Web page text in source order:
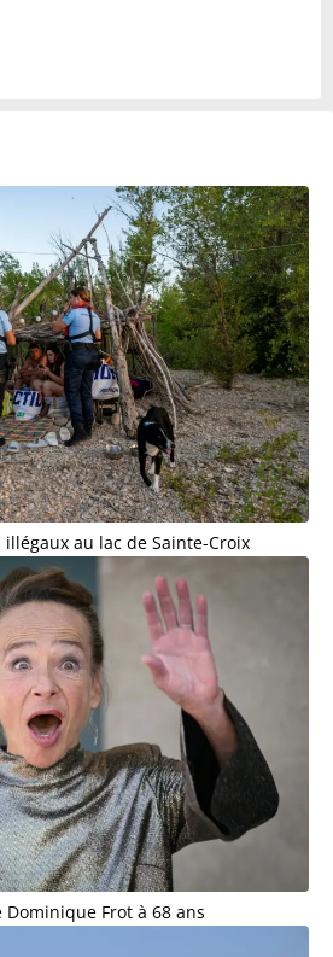
au lac de Sainte-Croix
Frot à 68 ans